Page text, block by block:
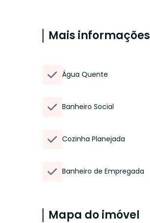
Mais informações
Água Quente
Banheiro Social
Cozinha Planejada
Banheiro de Empregada
Mapa do imóvel